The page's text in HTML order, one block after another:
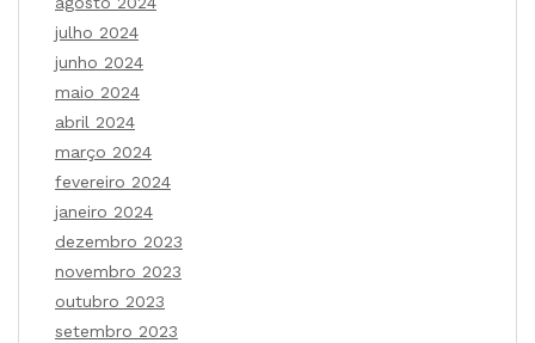
julho 2024
junho 2024
maio 2024
abril 2024
março 2024
fevereiro 2024
janeiro 2024
dezembro 2023
novembro 2023
outubro 2023
setembro 2023